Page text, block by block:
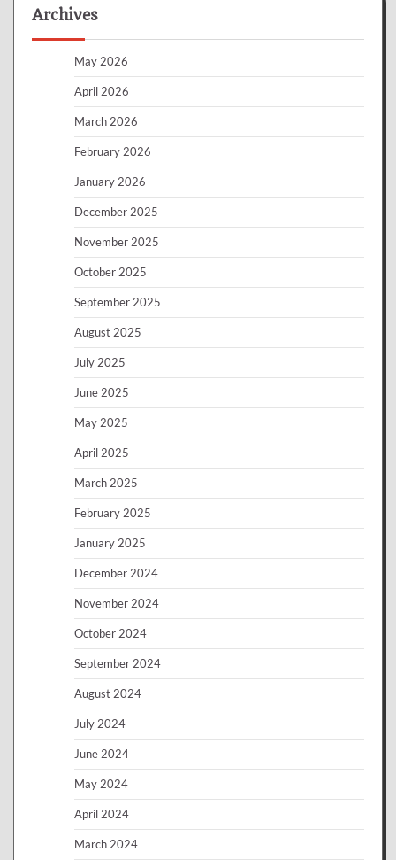
Archives
May 2026
April 2026
March 2026
February 2026
January 2026
December 2025
November 2025
October 2025
September 2025
August 2025
July 2025
June 2025
May 2025
April 2025
March 2025
February 2025
January 2025
December 2024
November 2024
October 2024
September 2024
August 2024
July 2024
June 2024
May 2024
April 2024
March 2024